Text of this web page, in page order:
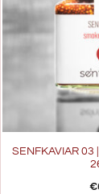
SENFKAVIAR 03
€